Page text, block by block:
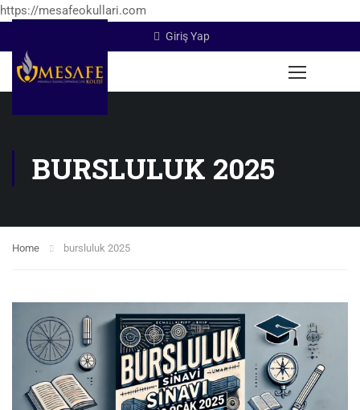
https://mesafeokullari.com
Giriş Yap
BURSLULUK 2025
Home bursluluk 2025